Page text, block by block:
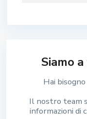
Siamo
Hai
Il nostro team
informazioni di